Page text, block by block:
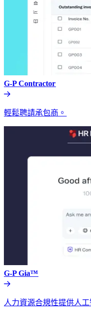
G-P Contractor​​
輕鬆聘請承包商。​​
G-P Gia™​​
人力資源合規性提供人